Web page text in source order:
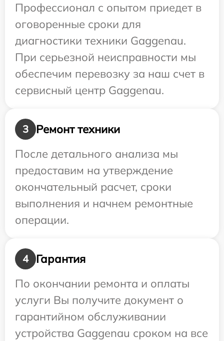
Профессионал с опытом приедет в
оговоренные сроки для
диагностики техники Gaggenau.
При серьезной неисправности мы
обеспечим перевозку за наш счет в
сервисный центр Gaggenau.
3
Ремонт техники
После детального анализа мы
предоставим на утверждение
окончательный расчет, сроки
выполнения и начнем ремонтные
операции.
4
Гарантия
По окончании ремонта и оплаты
услуги Вы получите документ о
гарантийном обслуживании
устройства Gaggenau сроком на все